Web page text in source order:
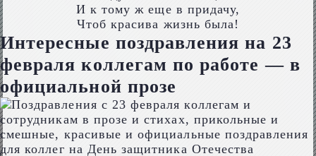
И к тому ж еще в придачу,
Чтоб красива жизнь была!
Интересные поздравления на 23
февраля коллегам по работе — в
официальной прозе